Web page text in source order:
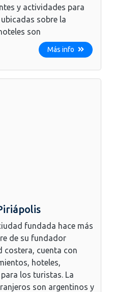
y actividades para
sobre la
son
Más info
fundada hace más
de su fundador
costera, cuenta con
hoteles,
los turistas. La
son argentinos y